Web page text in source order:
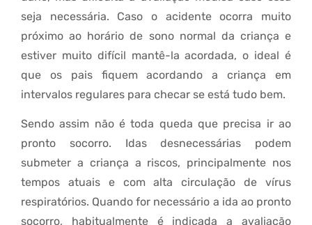
seja necessária. Caso o acidente ocorra muito
próximo ao horário de sono normal da criança e
estiver muito difícil mantê-la acordada, o ideal é
que os pais fiquem acordando a criança em
intervalos regulares para checar se está tudo bem.
Sendo assim não é toda queda que precisa ir ao
pronto socorro. Idas desnecessárias podem
submeter a criança a riscos, principalmente nos
tempos atuais e com alta circulação de vírus
respiratórios. Quando for necessário a ida ao pronto
socorro, habitualmente é indicada a avaliação